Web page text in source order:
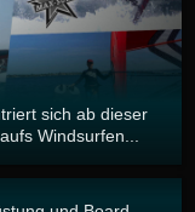
sich ab dieser
Windsurfen...